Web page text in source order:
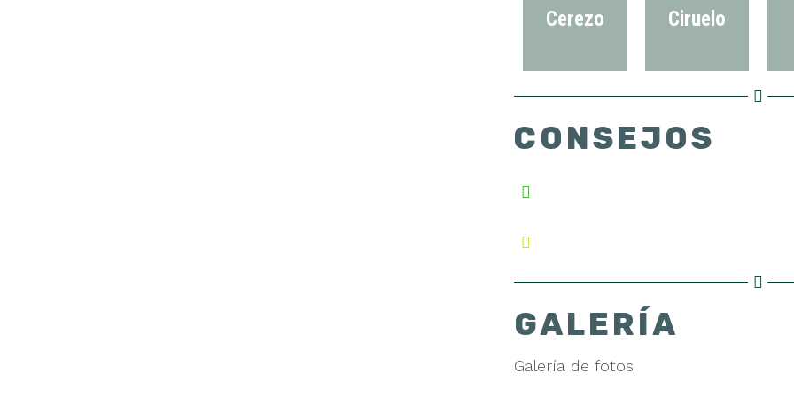
Cerezo Ciruelo
CONSEJOS
GALERÍA
Galería de fotos